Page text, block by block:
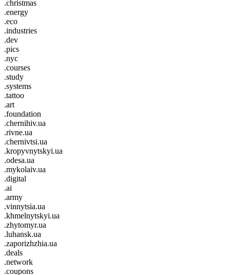
.christmas
.energy
.eco
.industries
.dev
.pics
.nyc
.courses
.study
.systems
.tattoo
.art
.foundation
.chernihiv.ua
.rivne.ua
.chernivtsi.ua
.kropyvnytskyi.ua
.odesa.ua
.mykolaiv.ua
.digital
.ai
.army
.vinnytsia.ua
.khmelnytskyi.ua
.zhytomyr.ua
.luhansk.ua
.zaporizhzhia.ua
.deals
.network
.coupons